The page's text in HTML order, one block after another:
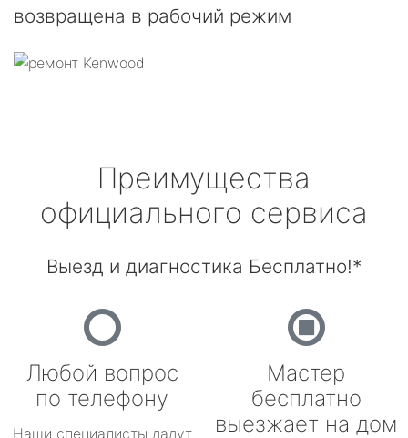
возвращена в рабочий режим
Преимущества
официального сервиса
Выезд и диагностика Бесплатно!*
Любой вопрос
по телефону
Наши специалисты дадут
Мастер
бесплатно
выезжает на дом